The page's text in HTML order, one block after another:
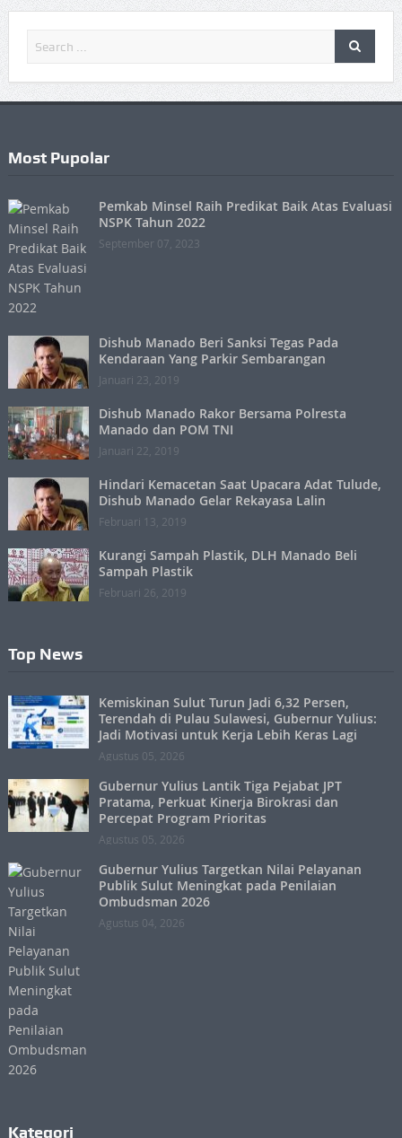
Most Pupolar
Pemkab Minsel Raih Predikat Baik Atas Evaluasi
NSPK Tahun 2022
September 07, 2023
Dishub Manado Beri Sanksi Tegas Pada
Kendaraan Yang Parkir Sembarangan
Januari 23, 2019
Dishub Manado Rakor Bersama Polresta
Manado dan POM TNI
Januari 22, 2019
Hindari Kemacetan Saat Upacara Adat Tulude,
Dishub Manado Gelar Rekayasa Lalin
Februari 13, 2019
Kurangi Sampah Plastik, DLH Manado Beli
Sampah Plastik
Februari 26, 2019
Top News
Kemiskinan Sulut Turun Jadi 6,32 Persen,
Terendah di Pulau Sulawesi, Gubernur Yulius:
Jadi Motivasi untuk Kerja Lebih Keras Lagi
Agustus 05, 2026
Gubernur Yulius Lantik Tiga Pejabat JPT
Pratama, Perkuat Kinerja Birokrasi dan
Percepat Program Prioritas
Agustus 05, 2026
Gubernur Yulius Targetkan Nilai Pelayanan
Publik Sulut Meningkat pada Penilaian
Ombudsman 2026
Agustus 04, 2026
Kategori